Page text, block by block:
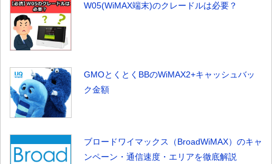
W05(WiMAX端末)のクレードルは必要？
GMOとくとくBBのWiMAX2+キャッシュバッ
ク金額
ブロードワイマックス（BroadWiMAX）のキャ
ンペーン・通信速度・エリアを徹底解説